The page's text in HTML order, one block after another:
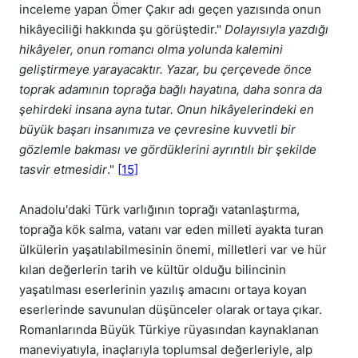
inceleme yapan Ömer Çakır adı geçen yazısında onun
hikâyeciliği hakkında şu görüştedir." Dolayısıyla yazdığı
hikâyeler, onun romancı olma yolunda kalemini
geliştirmeye yarayacaktır. Yazar, bu çerçevede önce
toprak adamının toprağa bağlı hayatına, daha sonra da
şehirdeki insana ayna tutar. Onun hikâyelerindeki en
büyük başarı insanımıza ve çevresine kuvvetli bir
gözlemle bakması ve gördüklerini ayrıntılı bir şekilde
tasvir etmesidir." [15]
Anadolu'daki Türk varlığının toprağı vatanlaştırma,
toprağa kök salma, vatanı var eden milleti ayakta turan
ülkülerin yaşatılabilmesinin önemi, milletleri var ve hür
kılan değerlerin tarih ve kültür olduğu bilincinin
yaşatılması eserlerinin yazılış amacını ortaya koyan
eserlerinde savunulan düşünceler olarak ortaya çıkar.
Romanlarında Büyük Türkiye rüyasından kaynaklanan
maneviyatıyla, inaçlarıyla toplumsal değerleriyle, alp